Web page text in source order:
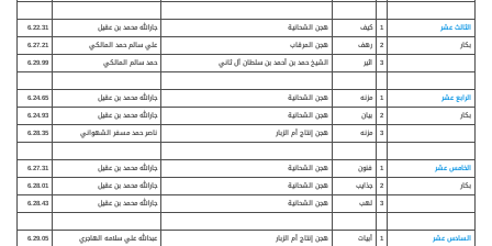
الثالث عشر 1 كيف هجن الشحانية جارالله محمد بن عقيل
6.22.31
بكار
2 رهف هجن المرقاب علي سالم حمد المالكي
6.27.21
3 اثير الشيخ حمد بن أحمد بن سلطان آل ثاني حمد سالم المالكي 6.29.99
الرابع عشر 1 مزنه هجن الشحانية جارالله محمد بن عقيل
6.24.65
بكار
2 بيان هجن الشحانية جارالله محمد بن عقيل
6.24.93
3 مزنه هجن إنتاج أم الزبار ناصر حمد مسفر الشهواني 6.28.35
الخامس عشر 1 فنون هجن الشحانية جارالله محمد بن عقيل
6.27.31
بكار
2 جذايب هجن الشحانية جارالله محمد بن عقيل
6.28.01
3 لهب هجن الشحانية جارالله محمد بن عقيل 6.28.43
السادس عشر 1 أبيات هجن إنتاج أم الزبار عبدالله علي سلامه الهاجري
6.29.05